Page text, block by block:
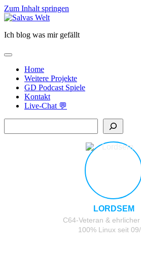
Zum Inhalt springen
Salvas
Ich blog was mir gefällt
open
primary
menu Home
Weitere Projekte
GD Podcast Spiele
Kontakt
Live-Chat 💬
LORDSEM
C64-Veteran &
100% Linux seit